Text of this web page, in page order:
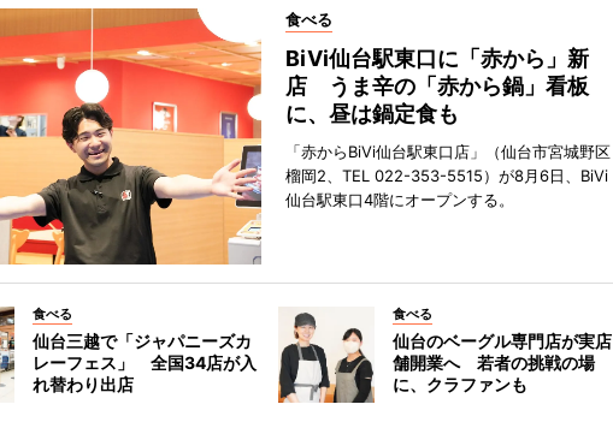
食べる
BiVi仙台駅東口に「赤から」新
店 うま辛の「赤から鍋」看板
に、昼は鍋定食も
「赤からBiVi仙台駅東口店」（仙台市宮城野区
榴岡2、TEL 022-353-5515）が8月6日、BiVi
仙台駅東口4階にオープンする。
食べる
仙台三越で「ジャパニーズカ
レーフェス」 全国34店が入
れ替わり出店
食べる
仙台のベーグル専門店が実店
舗開業へ 若者の挑戦の場
に、クラファンも